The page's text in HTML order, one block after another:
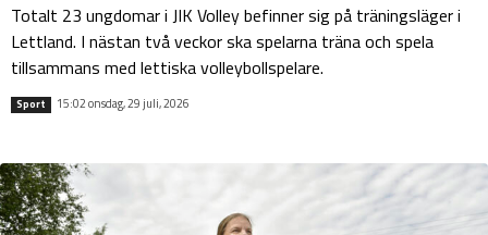
Totalt 23 ungdomar i JIK Volley befinner sig på träningsläger i
Lettland. I nästan två veckor ska spelarna träna och spela
tillsammans med lettiska volleybollspelare.
Sport 15:02 onsdag, 29 juli, 2026